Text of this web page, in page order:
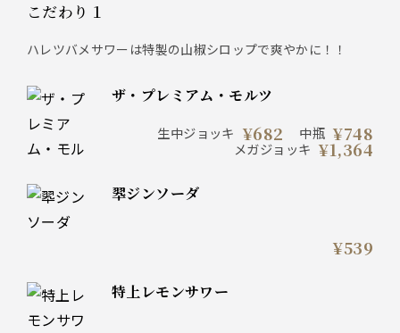
こだわり１
ハレツバメサワーは特製の山椒シロップで爽やかに！！
ザ・プレミアム・モルツ
生中ジョッキ ¥682 中瓶 ¥748
メガジョッキ ¥1,364
翆ジンソーダ
¥539
特上レモンサワー